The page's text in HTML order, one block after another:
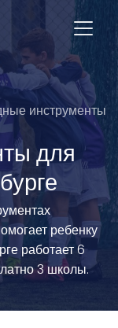
инструменты
для
ребенку
работает 6
3 школы.